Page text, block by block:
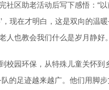
社区助老活动后写下感悟：“
’，现在才明白，这是双向的温
人也教会我们什么是岁月静好
校园环保，从特殊儿童关怀到
队的足迹越来越广。他们用脚